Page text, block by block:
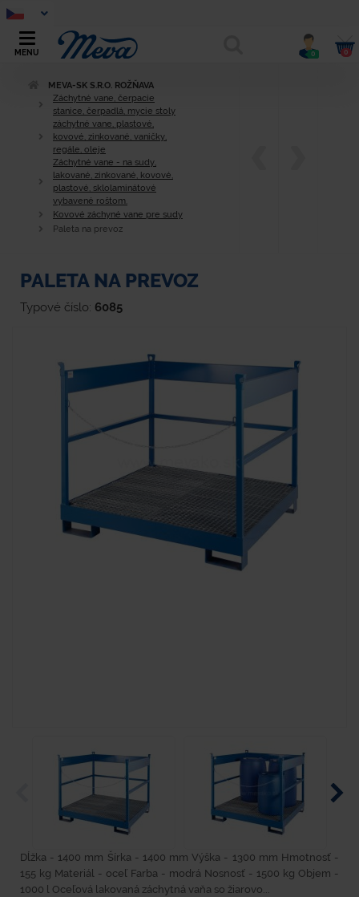
MENU 0 0
MEVA-SK S.R.O. ROŽŇAVA
Záchytné vane, čerpacie
stanice, čerpadlá, mycie stoly
záchytné vane, plastové,
kovové, zinkované, vaničky,
regále, oleje
Záchytné vane - na sudy,
lakované, zinkované, kovové,
plastové, sklolaminátové
vybavené roštom.
Kovové záchyné vane pre sudy
Paleta na prevoz
PALETA NA PREVOZ
Typové číslo: 6085
Dĺžka - 1400 mm Šírka - 1400 mm Výška - 1300 mm Hmotnosť -
155 kg Materiál - oceľ Farba - modrá Nosnosť - 1500 kg Objem -
1000 l Oceľová lakovaná záchytná vaňa so žiarovo...